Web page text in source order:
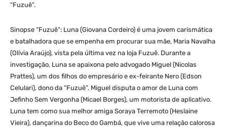
“Fuzuê”.
Sinopse “Fuzuê”: Luna (Giovana Cordeiro) é uma jovem carismática
e batalhadora que se empenha em procurar sua mãe, Maria Navalha
(Olívia Araújo), vista pela última vez na loja Fuzuê. Durante a
investigação, Luna se apaixona pelo advogado Miguel (Nicolas
Prattes), um dos filhos do empresário e ex-feirante Nero (Edson
Celulari), dono da “Fuzuê”. Miguel disputa o amor de Luna com
Jefinho Sem Vergonha (Micael Borges), um motorista de aplicativo.
Luna tem como sua melhor amiga Soraya Terremoto (Heslaine
Vieira), dançarina do Beco do Gambá, que vive uma relação calorosa